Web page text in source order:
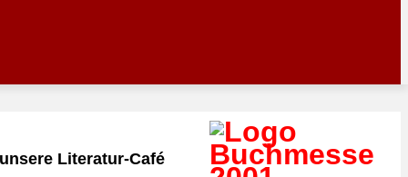
Literatur-Café